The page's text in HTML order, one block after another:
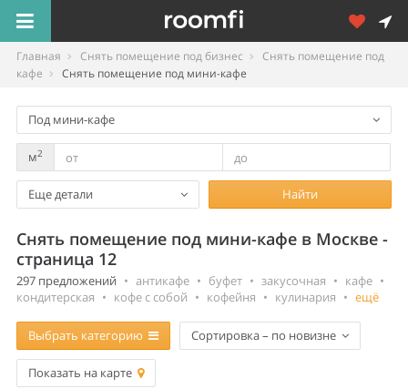
Главная Снять помещение под бизнес
Снять помещение под
кафе
Снять помещение под мини-кафе
Под мини-кафе
м2
Еще детали Найти
Снять помещение под мини-кафе в Москве -
страница 12
297 предложений • антикафе • буфет • закусочная • кафе •
кондитерская • кофе с собой • кофейня • кулинария • ещё
Выбрать категорию Сортировка – по новизне
Показать на карте